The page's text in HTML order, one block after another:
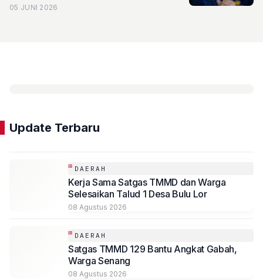
05 JUNI 2026
Update Terbaru
DAERAH
Kerja Sama Satgas TMMD dan Warga
Selesaikan Talud 1 Desa Bulu Lor
08 Agustus 2026
DAERAH
Satgas TMMD 129 Bantu Angkat Gabah,
Warga Senang
08 Agustus 2026